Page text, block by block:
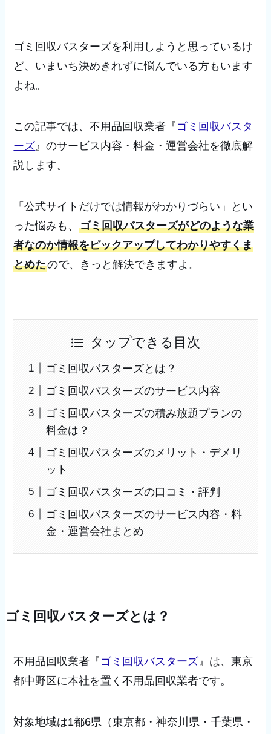
ゴミ回収バスターズを利用しようと思っているけ
ど、いまいち決めきれずに悩んでいる方もいます
よね。
この記事では、不用品回収業者『 ゴミ回収バスタ
ーズ』のサービス内容・料金・運営会社を徹底解
説します。
「公式サイトだけでは情報がわかりづらい」とい
った悩みも、ゴミ回収バスターズがどのような業
者なのか情報をピックアップしてわかりやすくま
とめたので、きっと解決できますよ。
タップできる目次
ゴミ回収バスターズとは？
ゴミ回収バスターズのサービス内容
ゴミ回収バスターズの積み放題プランの
料金は？
ゴミ回収バスターズのメリット・デメリ
ット
ゴミ回収バスターズの口コミ・評判
ゴミ回収バスターズのサービス内容・料
金・運営会社まとめ
ゴミ回収バスターズとは？
不用品回収業者『 ゴミ回収バスターズ 』は、東京
都中野区に本社を置く不用品回収業者です。
対象地域は1都6県（東京都・神奈川県・千葉県・